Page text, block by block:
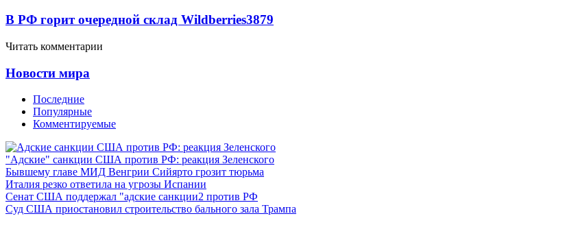
В РФ горит очередной склад Wildberries3879
Читать комментарии
Новости мира
Последние
Популярные
Комментируемые
"Адские" санкции США против РФ: реакция Зеленского
Бывшему главе МИД Венгрии Сийярто грозит тюрьма
Италия резко ответила на угрозы Испании
Сенат США поддержал "адские санкции2 против РФ
Суд США приостановил строительство бального зала Трампа